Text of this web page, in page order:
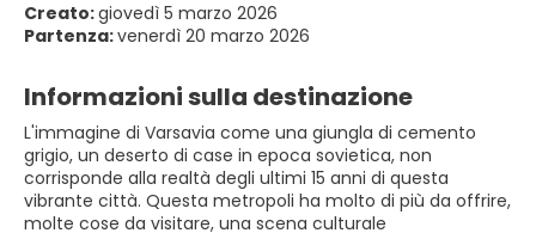
Creato:giovedì 5 marzo 2026
Partenza:venerdì 20 marzo 2026
Informazioni sulla destinazione
L'immagine di Varsavia come una giungla di cemento
grigio, un deserto di case in epoca sovietica, non
corrisponde alla realtà degli ultimi 15 anni di questa
vibrante città. Questa metropoli ha molto di più da offrire,
molte cose da visitare, una scena culturale